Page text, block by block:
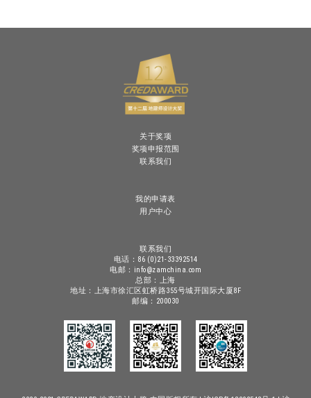
关于奖项
奖项申报范围
联系我们
我的申请表
用户中心
联系我们
电话：86 (0)21-33392514
电邮：info@zamchina.com
总部：上海
地址：上海市徐汇区虹桥路355号城开国际大厦8F
邮编：200030